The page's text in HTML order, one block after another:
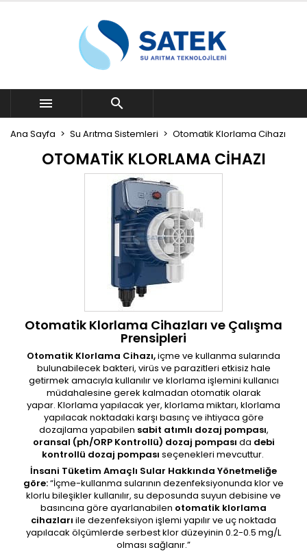
 
Ana Sayfa Su Arıtma Sistemleri Otomatik Klorlama Cihazı
OTOMATIK KLORLAMA CIHAZI
Otomatik Klorlama Cihazları ve Çalışma
Prensipleri
Otomatik Klorlama Cihazı,içme ve kullanma sularında
bulunabilecek bakteri, virüs ve parazitleri etkisiz hale
getirmek amacıyla kullanılır ve klorlama işlemini kullanıcı
müdahalesine gerek kalmadan otomatik olarak
yapar. Klorlama yapılacak yer, klorlama miktarı, klorlama
yapılacak noktadaki karşı basınç ve ihtiyaca göre
dozajlama yapabilen sabit atımlı dozaj pompası,
oransal (ph/ORP Kontrollü) dozaj pompası da debi
kontrollü dozaj pompası seçenekleri mevcuttur.
İnsani Tüketim Amaçlı Sular Hakkında Yönetmeliğe
göre:“İçme-kullanma sularının dezenfeksiyonunda klor ve
klorlu bileşikler kullanılır, su deposunda suyun debisine ve
basıncına göre ayarlanabilen otomatik klorlama
cihazları ile dezenfeksiyon işlemi yapılır ve uç noktada
yapılacak ölçümlerde serbest klor düzeyinin 0.2-0.5 mg/L
olması sağlanır.”